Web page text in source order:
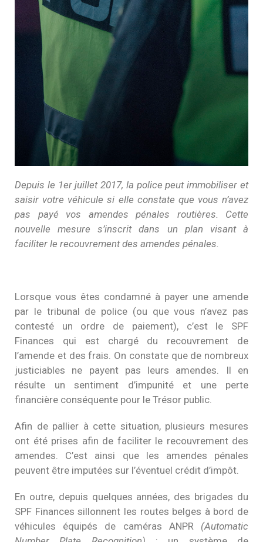
Depuis le 1er juillet 2017, la police peut immobiliser et
saisir votre véhicule si elle constate que vous n’avez
pas payé vos amendes pénales routières. Cette
nouvelle mesure s’inscrit dans un plan visant à
faciliter le recouvrement des amendes pénales.
Lorsque vous êtes condamné à payer une amende
par le tribunal de police (ou que vous n’avez pas
contesté un ordre de paiement), c’est le SPF
Finances qui est chargé du recouvrement de
l’amende et des frais. On constate que de nombreux
justiciables ne payent pas leurs amendes. Il en
résulte un sentiment d’impunité et une perte
financière conséquente pour le Trésor public.
Afin de pallier à cette situation, plusieurs mesures
ont été prises afin de faciliter le recouvrement des
amendes. C’est ainsi que les amendes pénales
peuvent être imputées sur l’éventuel crédit d’impôt.
En outre, depuis quelques années, des brigades du
SPF Finances sillonnent les routes belges à bord de
véhicules équipés de caméras ANPR (Automatic